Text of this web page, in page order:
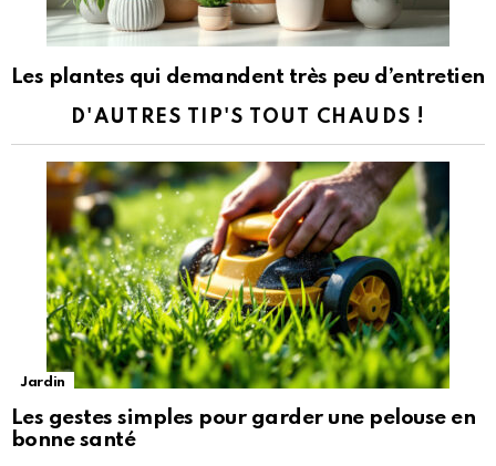
Les plantes qui demandent très peu d’entretien
D'AUTRES TIP'S TOUT CHAUDS !
Jardin
Les gestes simples pour garder une pelouse en
bonne santé